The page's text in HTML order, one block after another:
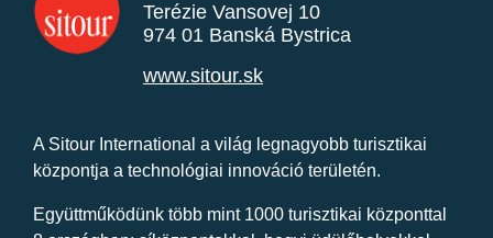
Terézie Vansovej 10
974 01 Banská Bystrica
www.sitour.sk
A Sitour International a világ legnagyobb turisztikai
központja a technológiai innováció területén.
Együttműködünk több mint 1000 turisztikai központtal